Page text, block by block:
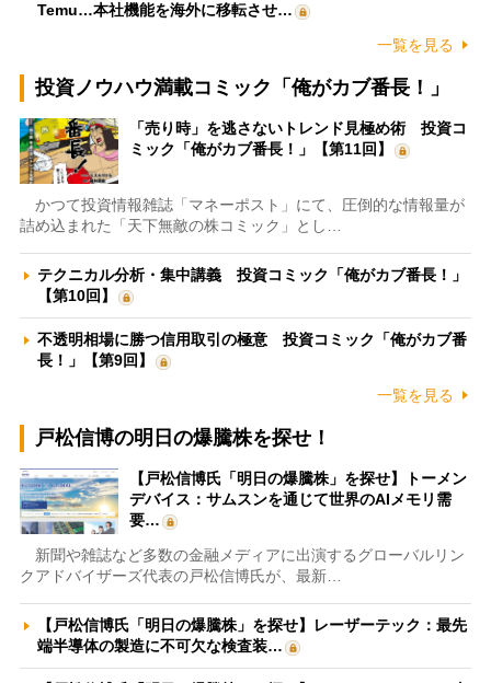
Temu…本社機能を海外に移転させ…
一覧を見る
投資ノウハウ満載コミック「俺がカブ番長！」
「売り時」を逃さないトレンド見極め術 投資コ
ミック「俺がカブ番長！」【第11回】
かつて投資情報雑誌「マネーポスト」にて、圧倒的な情報量が
詰め込まれた「天下無敵の株コミック」とし…
テクニカル分析・集中講義 投資コミック「俺がカブ番長！」
【第10回】
不透明相場に勝つ信用取引の極意 投資コミック「俺がカブ番
長！」【第9回】
一覧を見る
戸松信博の明日の爆騰株を探せ！
【戸松信博氏「明日の爆騰株」を探せ】トーメン
デバイス：サムスンを通じて世界のAIメモリ需
要…
新聞や雑誌など多数の金融メディアに出演するグローバルリン
クアドバイザーズ代表の戸松信博氏が、最新…
【戸松信博氏「明日の爆騰株」を探せ】レーザーテック：最先
端半導体の製造に不可欠な検査装…